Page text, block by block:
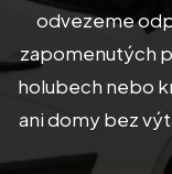
Úklid
Příprava
odvezeme
zapomenutých
holubech nebo
ani domy bez